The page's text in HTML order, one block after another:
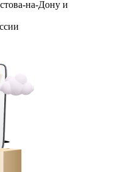
на-Дону и